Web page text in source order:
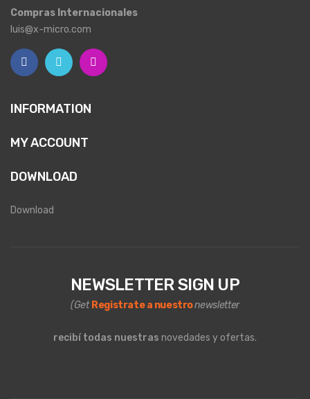
Compras Internacionales
luis@x-micro.com
INFORMATION
MY ACCOUNT
DOWNLOAD
Download
NEWSLETTER SIGN UP
(Get Registrate a nuestronewsletter
recibí todas nuestras novedades y ofertas.